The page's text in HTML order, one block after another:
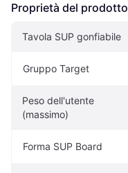
Proprietà del prodotto
Tavola SUP gonfiabile
Gruppo Target
Peso dell'utente
(massimo)
Forma SUP Board